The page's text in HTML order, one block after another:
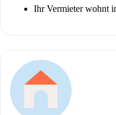
Ihr Vermieter wohnt